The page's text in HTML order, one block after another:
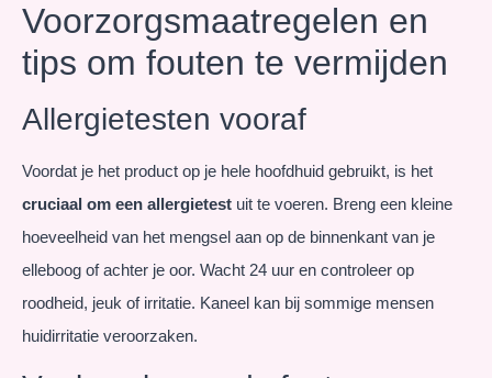
Voorzorgsmaatregelen en
tips om fouten te vermijden
Allergietesten vooraf
Voordat je het product op je hele hoofdhuid gebruikt, is het
cruciaal om een allergietest uit te voeren. Breng een kleine
hoeveelheid van het mengsel aan op de binnenkant van je
elleboog of achter je oor. Wacht 24 uur en controleer op
roodheid, jeuk of irritatie. Kaneel kan bij sommige mensen
huidirritatie veroorzaken.